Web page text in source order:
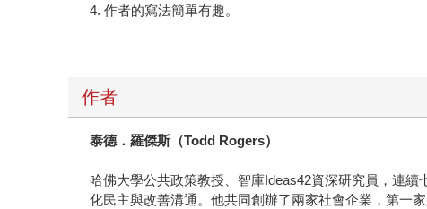
4. 作者的寫法簡單有趣。
作者
泰德．羅傑斯（Todd Rogers）
哈佛大學公共政策教授、智庫Ideas42資深研究員，連
化民主與改善溝通。他共同創辦了兩家社會企業，第一